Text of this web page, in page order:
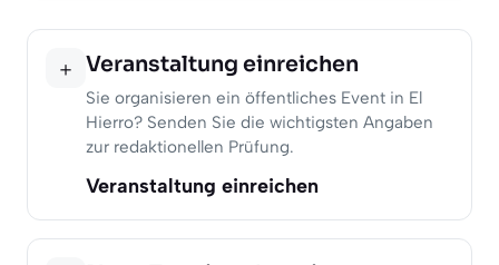
＋ Veranstaltung einreichen
Sie organisieren ein öffentliches Event in El
Hierro? Senden Sie die wichtigsten Angaben
zur redaktionellen Prüfung.
Veranstaltung einreichen